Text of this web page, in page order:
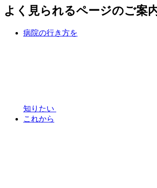
よく見られるページのご案
病院の行き方を
知りたい
これから